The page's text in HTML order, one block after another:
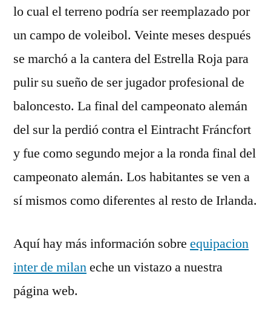
lo cual el terreno podría ser reemplazado por
un campo de voleibol. Veinte meses después
se marchó a la cantera del Estrella Roja para
pulir su sueño de ser jugador profesional de
baloncesto. La final del campeonato alemán
del sur la perdió contra el Eintracht Fráncfort
y fue como segundo mejor a la ronda final del
campeonato alemán. Los habitantes se ven a
sí mismos como diferentes al resto de Irlanda.
Aquí hay más información sobre equipacion
inter de milaneche un vistazo a nuestra
página web.